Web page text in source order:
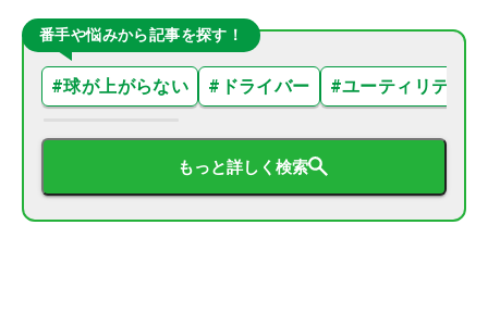
番手や悩みから記事を探す！
#球が上がらない # ドライバー #ユーティリティ
もっと詳しく検索